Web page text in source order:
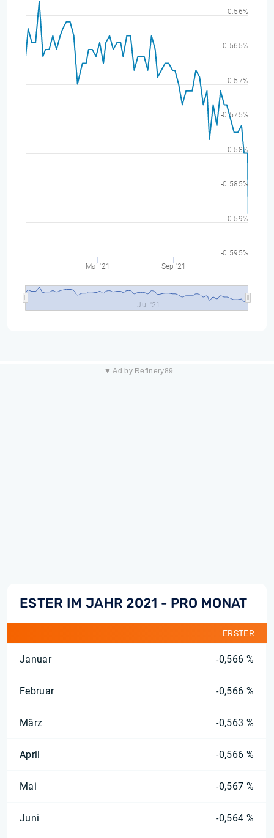
Mai '21 Sep '21
Jul '21
-0.595%
-0.59%
-0.585%
-0.58%
-0.575%
-0.57%
-0.565%
-0.56%
▼ Ad by Refinery89
ESTER IM JAHR 2021 - PRO MONAT
ERSTER
Januar -0,566 %
Februar -0,566 %
März -0,563 %
April -0,566 %
Mai -0,567 %
Juni -0,564 %